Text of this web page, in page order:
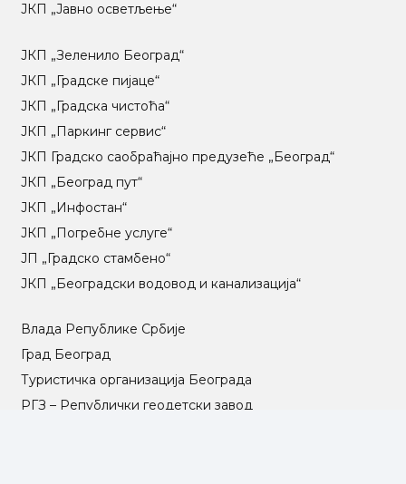
ЈКП „Јавно осветљење“
ЈКП „Зеленило Београд“
ЈКП „Градске пијаце“
ЈКП „Градска чистоћа“
ЈКП „Паркинг сервис“
ЈКП Градско саобраћајно предузеће „Београд“
ЈКП „Београд пут“
ЈКП „Инфостан“
ЈКП „Погребне услуге“
ЈП „Градско стамбено“
ЈКП „Београдски водовод и канализација“
Влада Републике Србије
Град Београд
Туристичка организација Београда
РГЗ – Републички геодетски завод